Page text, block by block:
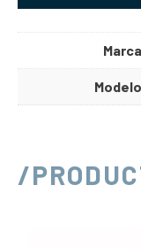
Marca
Modelo
/